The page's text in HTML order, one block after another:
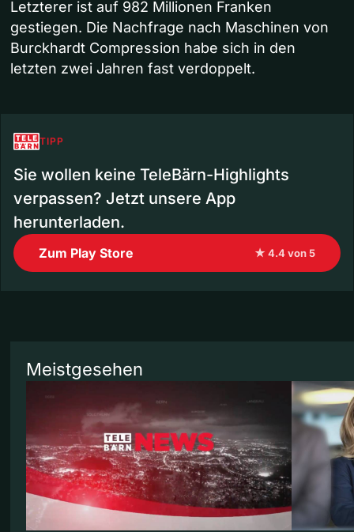
Letzterer ist auf 982 Millionen Franken
gestiegen. Die Nachfrage nach Maschinen von
Burckhardt Compression habe sich in den
letzten zwei Jahren fast verdoppelt.
TIPP
Sie wollen keine TeleBärn-Highlights
verpassen? Jetzt unsere App
herunterladen.
Zum Play Store ★ 4.4 von 5
Meistgesehen